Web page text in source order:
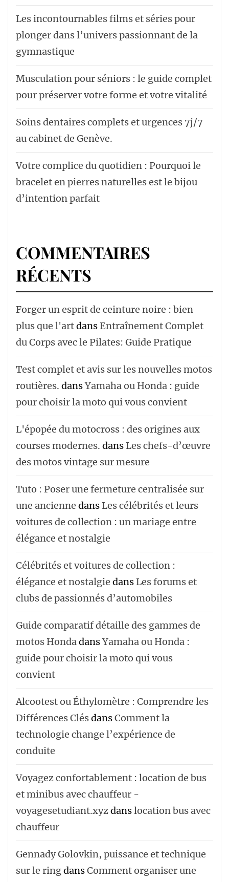
Les incontournables films et séries pour
plonger dans l’univers passionnant de la
gymnastique
Musculation pour séniors : le guide complet
pour préserver votre forme et votre vitalité
Soins dentaires complets et urgences 7j/7
au cabinet de Genève.
Votre complice du quotidien : Pourquoi le
bracelet en pierres naturelles est le bijou
d’intention parfait
COMMENTAIRES
RÉCENTS
Forger un esprit de ceinture noire : bien
plus que l'artdansEntraînement Complet
du Corps avec le Pilates: Guide Pratique
Test complet et avis sur les nouvelles motos
routières. dansYamaha ou Honda : guide
pour choisir la moto qui vous convient
L'épopée du motocross : des origines aux
courses modernes. dans Les chefs-d’œuvre
des motos vintage sur mesure
Tuto : Poser une fermeture centralisée sur
une ancienne dans Les célébrités et leurs
voitures de collection : un mariage entre
élégance et nostalgie
Célébrités et voitures de collection :
élégance et nostalgie dans Les forums et
clubs de passionnés d’automobiles
Guide comparatif détaille des gammes de
motos HondadansYamaha ou Honda :
guide pour choisir la moto qui vous
convient
Alcootest ou Éthylomètre : Comprendre les
Différences ClésdansComment la
technologie change l’expérience de
conduite
Voyagez confortablement : location de bus
et minibus avec chauffeur -
voyagesetudiant.xyzdanslocation bus avec
chauffeur ‌‌
Gennady Golovkin, puissance et technique
sur le ringdansComment organiser une